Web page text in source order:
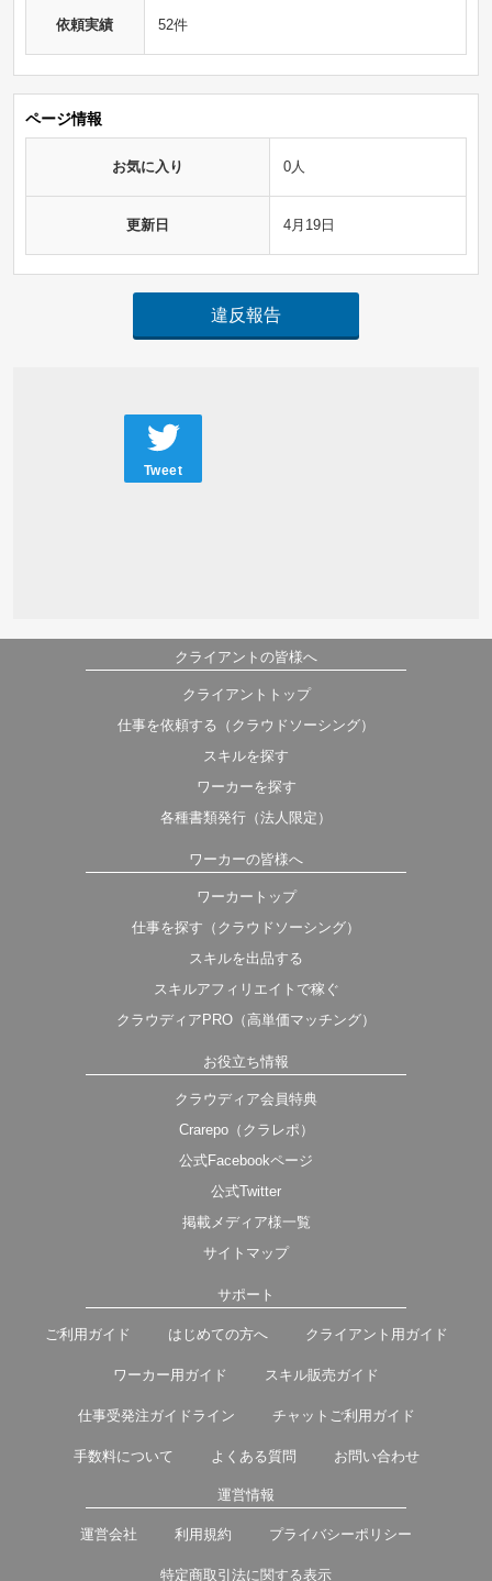
依頼実績 52件
ページ情報
お気に入り 0人
更新日 4月19日
違反報告
Tweet
クライアントの皆様へ
クライアントトップ
仕事を依頼する（クラウドソーシング）
スキルを探す
ワーカーを探す
各種書類発行（法人限定）
ワーカーの皆様へ
ワーカートップ
仕事を探す（クラウドソーシング）
スキルを出品する
スキルアフィリエイトで稼ぐ
クラウディアPRO（高単価マッチング）
お役立ち情報
クラウディア会員特典
Crarepo（クラレポ）
公式Facebookページ
公式Twitter
掲載メディア様一覧
サイトマップ
サポート
ご利用ガイド はじめての方へ クライアント用ガイド
ワーカー用ガイド スキル販売ガイド
仕事受発注ガイドライン チャットご利用ガイド
手数料について よくある質問 お問い合わせ
運営情報
運営会社 利用規約 プライバシーポリシー
特定商取引法に関する表示